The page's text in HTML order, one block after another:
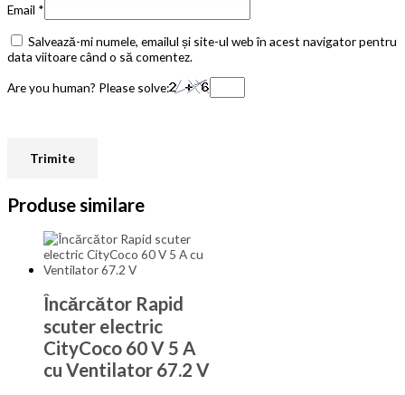
Email *
Salvează-mi numele, emailul și site-ul web în acest navigator pentru
data viitoare când o să comentez.
Are you human? Please solve:
Produse similare
Încărcător Rapid
scuter electric
CityCoco 60 V 5 A
cu Ventilator 67.2 V